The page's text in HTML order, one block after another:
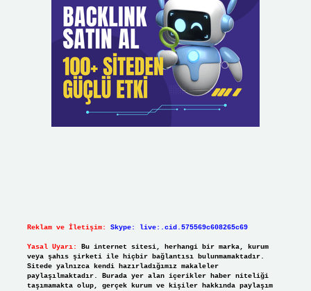
Reklam ve İletişim: Skype: live:.cid.575569c608265c69
Yasal Uyarı:
Bu internet sitesi, herhangi bir marka, kurum
veya şahıs şirketi ile hiçbir bağlantısı bulunmamaktadır.
Sitede yalnızca kendi hazırladığımız makaleler
paylaşılmaktadır. Burada yer alan içerikler haber niteliği
taşımamakta olup, gerçek kurum ve kişiler hakkında paylaşım